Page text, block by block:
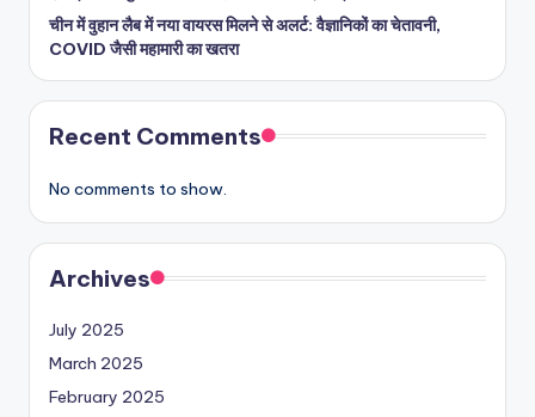
चीन में वुहान लैब में नया वायरस मिलने से अलर्ट: वैज्ञानिकों का चेतावनी,
COVID जैसी महामारी का खतरा
Recent Comments
No comments to show.
Archives
July 2025
March 2025
February 2025